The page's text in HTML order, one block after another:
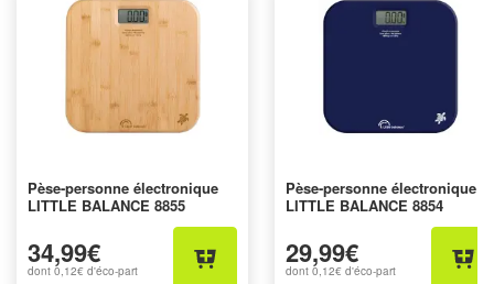
Pèse-personne électronique
LITTLE BALANCE 8855
34,99€
dont 0,12€ d'éco-part
Pèse-personne électronique
LITTLE BALANCE 8854
29,99€
dont 0,12€ d'éco-part